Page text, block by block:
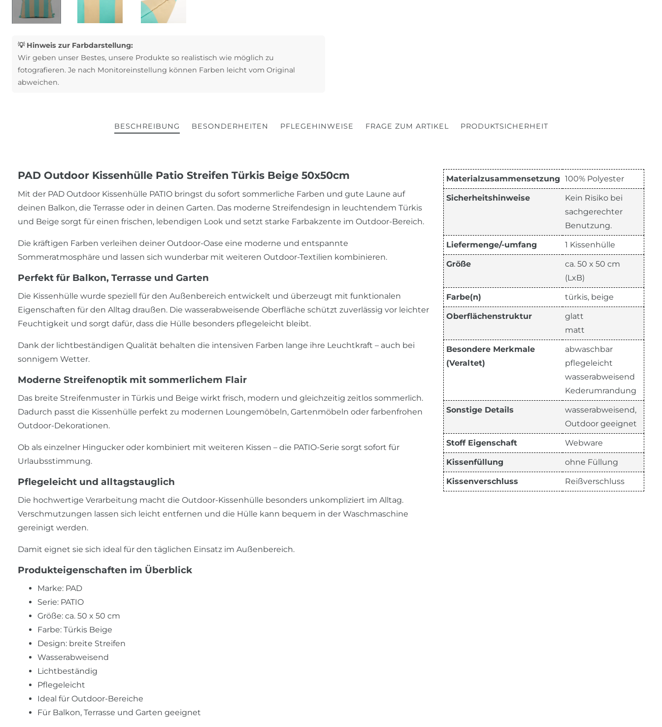
💡 Hinweis zur Farbdarstellung:
Wir geben unser Bestes, unsere Produkte so realistisch wie möglich zu
fotografieren. Je nach Monitoreinstellung können Farben leicht vom Original
abweichen.
BESCHREIBUNG BESONDERHEITEN PFLEGEHINWEISE FRAGE ZUM ARTIKEL PRODUKTSICHERHEIT
PAD Outdoor Kissenhülle Patio Streifen Türkis Beige 50x50cm
Mit der PAD Outdoor Kissenhülle PATIO bringst du sofort sommerliche Farben und gute Laune auf
deinen Balkon, die Terrasse oder in deinen Garten. Das moderne Streifendesign in leuchtendem Türkis
und Beige sorgt für einen frischen, lebendigen Look und setzt starke Farbakzente im Outdoor-Bereich.
Die kräftigen Farben verleihen deiner Outdoor-Oase eine moderne und entspannte
Sommeratmosphäre und lassen sich wunderbar mit weiteren Outdoor-Textilien kombinieren.
Perfekt für Balkon, Terrasse und Garten
Die Kissenhülle wurde speziell für den Außenbereich entwickelt und überzeugt mit funktionalen
Eigenschaften für den Alltag draußen. Die wasserabweisende Oberfläche schützt zuverlässig vor leichter
Feuchtigkeit und sorgt dafür, dass die Hülle besonders pflegeleicht bleibt.
Dank der lichtbeständigen Qualität behalten die intensiven Farben lange ihre Leuchtkraft – auch bei
sonnigem Wetter.
Moderne Streifenoptik mit sommerlichem Flair
Das breite Streifenmuster in Türkis und Beige wirkt frisch, modern und gleichzeitig zeitlos sommerlich.
Dadurch passt die Kissenhülle perfekt zu modernen Loungemöbeln, Gartenmöbeln oder farbenfrohen
Outdoor-Dekorationen.
Ob als einzelner Hingucker oder kombiniert mit weiteren Kissen – die PATIO-Serie sorgt sofort für
Urlaubsstimmung.
Pflegeleicht und alltagstauglich
Die hochwertige Verarbeitung macht die Outdoor-Kissenhülle besonders unkompliziert im Alltag.
Verschmutzungen lassen sich leicht entfernen und die Hülle kann bequem in der Waschmaschine
gereinigt werden.
Damit eignet sie sich ideal für den täglichen Einsatz im Außenbereich.
Produkteigenschaften im Überblick
Marke: PAD
Serie: PATIO
Größe: ca. 50 x 50 cm
Farbe: Türkis Beige
Design: breite Streifen
Wasserabweisend
Lichtbeständig
Pflegeleicht
Ideal für Outdoor-Bereiche
Für Balkon, Terrasse und Garten geeignet
Materialzusammensetzung 100% Polyester
Sicherheitshinweise
Kein Risiko bei
sachgerechter
Benutzung.
Liefermenge/-umfang 1 Kissenhülle
Größe
ca. 50 x 50 cm
(LxB)
Farbe(n) türkis, beige
Oberflächenstruktur
glatt
matt
Besondere Merkmale
(Veraltet)
abwaschbar
pflegeleicht
wasserabweisend
Kederumrandung
Sonstige Details
wasserabweisend,
Outdoor geeignet
Stoff Eigenschaft Webware
Kissenfüllung ohne Füllung
Kissenverschluss Reißverschluss